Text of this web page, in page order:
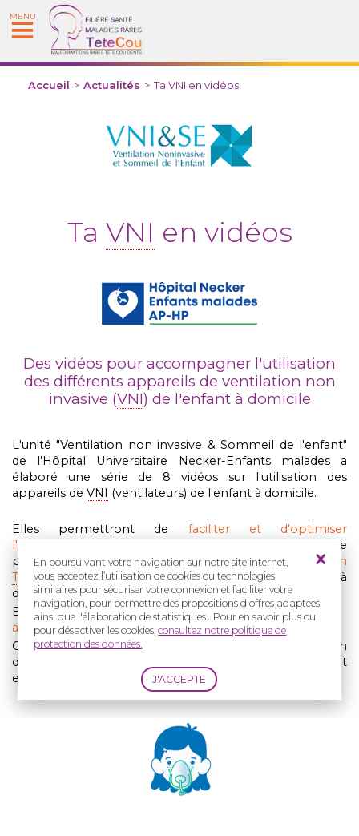
En poursuivant votre navigation sur notre site internet,
vous acceptez l’utilisation de cookies ou technologies
similaires pour sécuriser votre connexion et faciliter votre
navigation, pour permettre des propositions d'offres adaptées
ainsi que l'élaboration de statistiques... Pour en savoir plus ou
pour désactiver les cookies,consultez notre politique de
protection des données.
MENU
Accueil > Actualités > Ta VNI en vidéos
Ta VNI en vidéos
Des vidéos pour accompagner l'utilisation
des différents appareils de ventilation non
invasive (VNI) de l'enfant à domicile
L'unité "Ventilation non invasive & Sommeil de l'enfant"
de l'Hôpital Universitaire Necker-Enfants malades a
élaboré une série de 8 vidéos sur l'utilisation des
appareils de VNI (ventilateurs) de l'enfant à domicile.
Elles permettront de faciliter et d'optimiser
l'apprentissage
des différentes compétences par le
patient et son entourage lors des séances d'
Education
Thérapeutiquedu Patient(ETP ) avant le retour à
domicile.
Elles seront également unsupport à l'utilisation des
appareilsune fois l'enfant rentré à la maison.
Ces vidéos pourront de plus être un support à l'utilisation
de ces appareils par les professionnels hospitaliers et
extra-hospitaliers impliqués dans la